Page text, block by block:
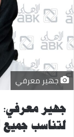
جهير معرفي
جهير
لتناسب جميع